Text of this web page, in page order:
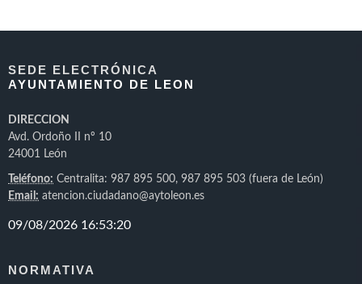
SEDE ELECTRÓNICA
AYUNTAMIENTO DE LEON
DIRECCION
Avd. Ordoño II nº 10
24001 León
Teléfono: Centralita: 987 895 500, 987 895 503 (fuera de León)
Email: atencion.ciudadano@aytoleon.es
NORMATIVA